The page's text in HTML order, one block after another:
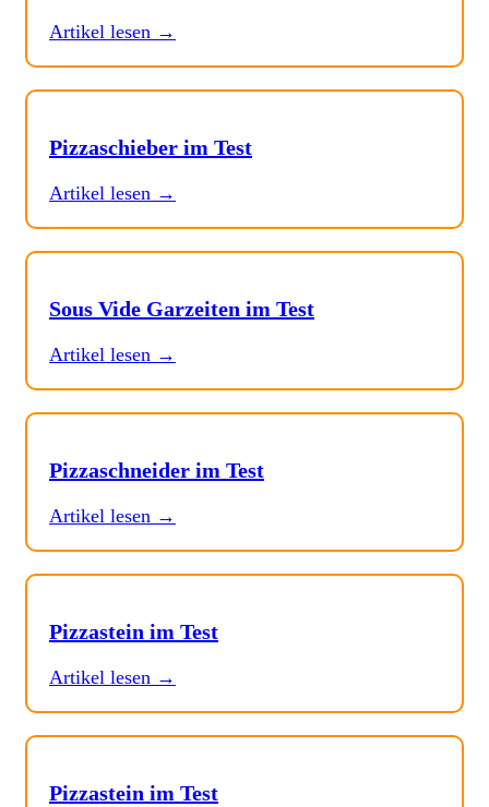
Artikel lesen →
Pizzaschieber im Test
Artikel lesen →
Sous Vide Garzeiten im Test
Artikel lesen →
Pizzaschneider im Test
Artikel lesen →
Pizzastein im Test
Artikel lesen →
Pizzastein im Test